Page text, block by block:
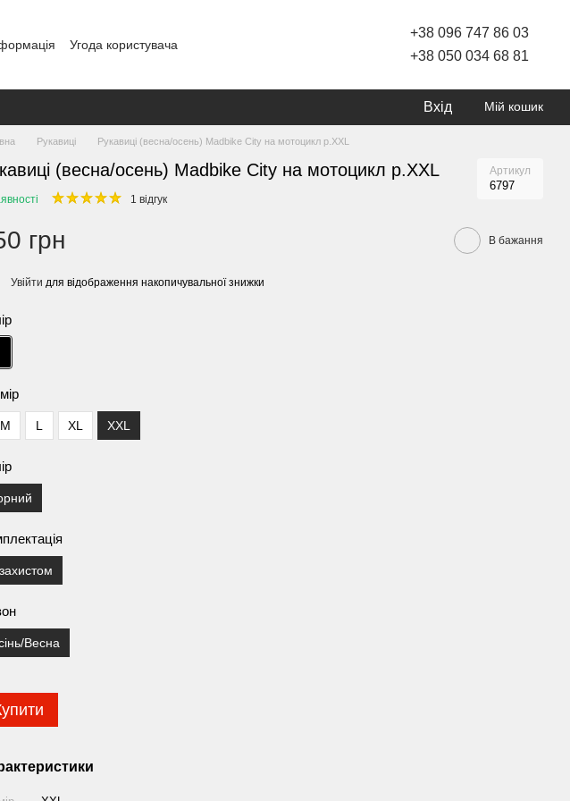
Угода користувача
+38 096 747 86 03
+38 050 034 68 81
Вхід Мій кошик
Рукавиці Рукавиці (весна/осень) Madbike City на мотоцикл р.XXL
(весна/осень) Madbike City на мотоцикл р.XXL Артикул
6797
1 відгук
грн В бажання
Увійти для відображення накопичувальної знижки
L XL XXL
Весна